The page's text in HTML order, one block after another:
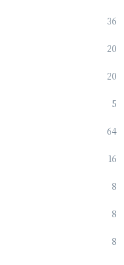
36
20
20
5
64
16
8
8
8